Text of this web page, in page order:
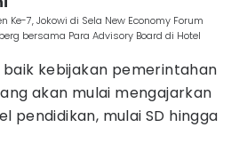
Ke-7, Jokowi di Sela New Economy Forum
bersama Para Advisory Board di Hotel
kebijakan pemerintahan
akan mulai mengajarkan
pendidikan, mulai SD hingga